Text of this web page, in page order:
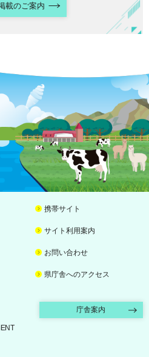
載のご案内
携帯サイト
サイト利用案内
お問い合わせ
県庁舎へのアクセス
庁舎案内